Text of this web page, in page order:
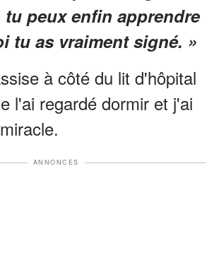
tu peux enfin apprendre
tu as vraiment signé. »
à côté du lit d'hôpital
l'ai regardé dormir et j'ai
ANNONCES